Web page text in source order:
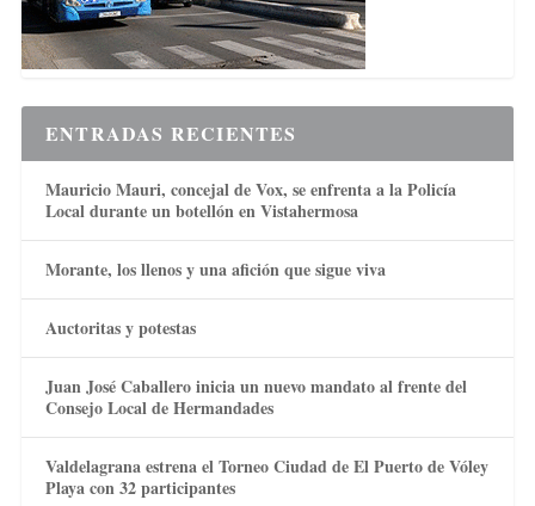
ENTRADAS RECIENTES
Mauricio Mauri, concejal de Vox, se enfrenta a la Policía
Local durante un botellón en Vistahermosa
Morante, los llenos y una afición que sigue viva
Auctoritas y potestas
Juan José Caballero inicia un nuevo mandato al frente del
Consejo Local de Hermandades
Valdelagrana estrena el Torneo Ciudad de El Puerto de Vóley
Playa con 32 participantes